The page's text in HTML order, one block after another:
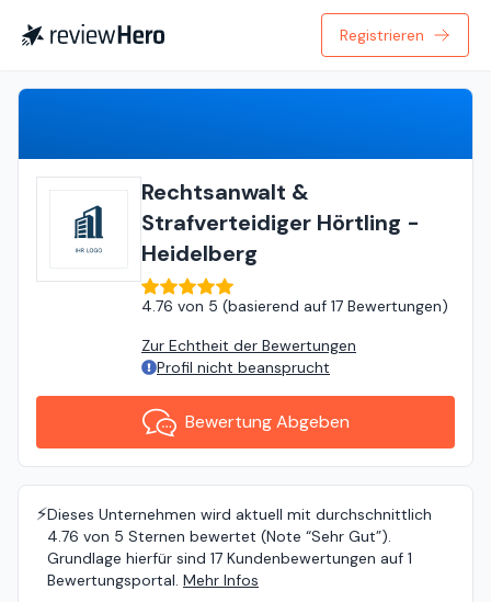
Registrieren
Rechtsanwalt &
Strafverteidiger Hörtling -
Heidelberg
4.76 von 5 (basierend auf 17 Bewertungen)
Zur Echtheit der Bewertungen
Profil nicht beansprucht
Bewertung Abgeben
⚡️Dieses Unternehmen wird aktuell mit durchschnittlich
4.76 von 5 Sternen bewertet (Note “Sehr Gut”).
Grundlage hierfür sind 17 Kundenbewertungen auf 1
Bewertungsportal. Mehr Infos